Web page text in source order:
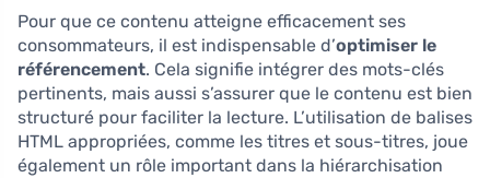
Pour que ce contenu atteigne efficacement ses
consommateurs, il est indispensable d’optimiser le
référencement. Cela signifie intégrer des mots-clés
pertinents, mais aussi s’assurer que le contenu est bien
structuré pour faciliter la lecture. L’utilisation de balises
HTML appropriées, comme les titres et sous-titres, joue
également un rôle important dans la hiérarchisation